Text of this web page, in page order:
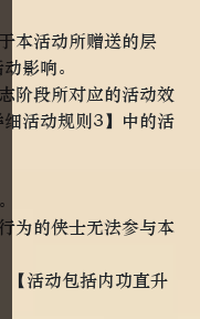
本活动所赠送的层
影响。
阶段所对应的活动效
活动规则3】中的活
为的侠士无法参与本
【活动包括内功直升